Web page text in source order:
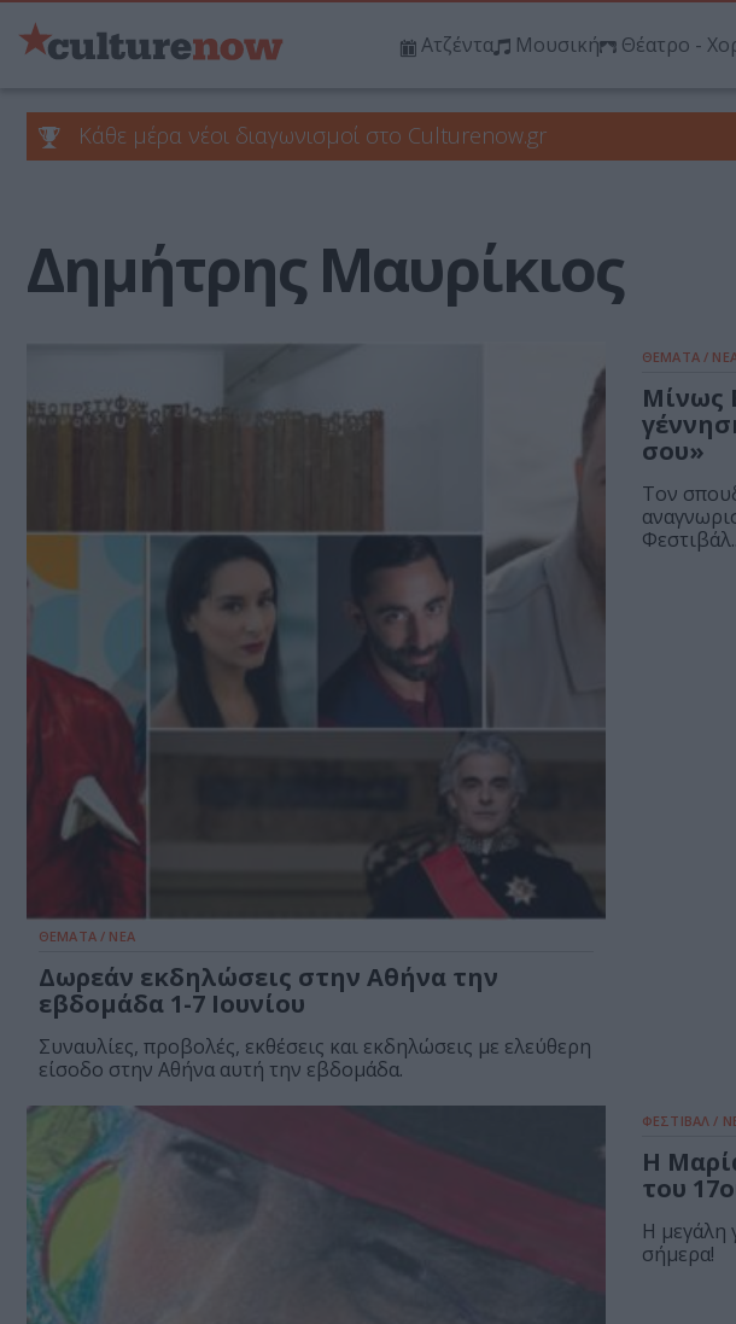
Ατζέντα Μουσική Θέατρο -
Κάθε μέρα νέοι διαγωνισμοί στο Culturenow.gr
Δημήτρης Μαυρίκιος
ΘΕΜΑΤΑ / ΝΕΑ
Δωρεάν εκδηλώσεις στην Αθήνα την
εβδομάδα 1-7 Ιουνίου
Συναυλίες, προβολές, εκθέσεις και εκδηλώσεις με ελεύθερη
είσοδο στην Αθήνα αυτή την εβδομάδα.
ΘΕΜΑΤΑ /
Μίνως
σου»
Τον
ΦΕΣΤΙΒΑΛ /
Η
του
Η μεγάλη
σήμερα!